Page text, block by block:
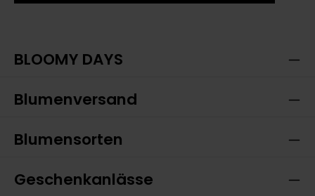
BLOOMY DAYS
Blumenversand
Blumensorten
Geschenkanlässe